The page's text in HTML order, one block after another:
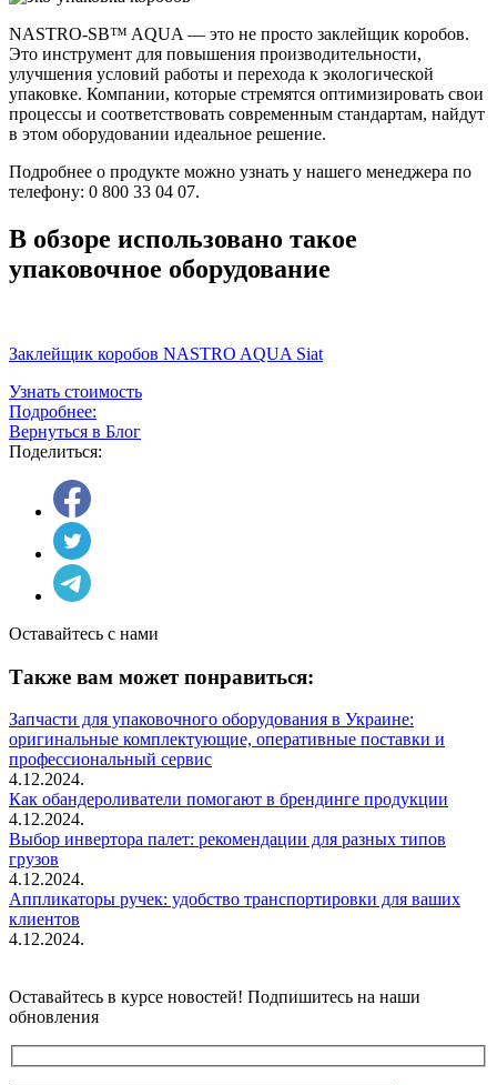
NASTRO-SB™ AQUA — это не просто заклейщик коробов.
Это инструмент для повышения производительности,
улучшения условий работы и перехода к экологической
упаковке. Компании, которые стремятся оптимизировать свои
процессы и соответствовать современным стандартам, найдут
в этом оборудовании идеальное решение.
Подробнее о продукте можно узнать у нашего менеджера по
телефону: 0 800 33 04 07.
В обзоре использовано такое
упаковочное оборудование
Заклейщик коробов NASTRO AQUA Siat
Узнать стоимость
Подробнее:
Вернуться в Блог
Поделиться:
Оставайтесь с нами
Также вам может понравиться:
Запчасти для упаковочного оборудования в Украине:
оригинальные комплектующие, оперативные поставки и
профессиональный сервис
4.12.2024.
Как обандероливатели помогают в брендинге продукции
4.12.2024.
Выбор инвертора палет: рекомендации для разных типов
грузов
4.12.2024.
Аппликаторы ручек: удобство транспортировки для ваших
клиентов
4.12.2024.
Оставайтесь в курсе новостей! Подпишитесь на наши
обновления